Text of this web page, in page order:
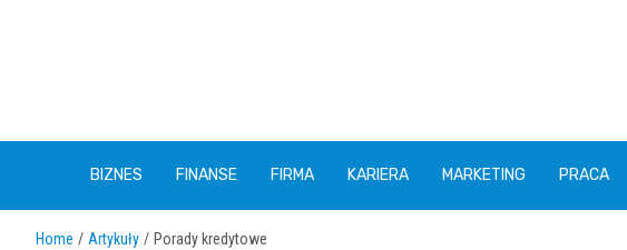
BIZNES FINANSE FIRMA KARIERA MARKETING PRACA
Home Artykuły Porady kredytowe